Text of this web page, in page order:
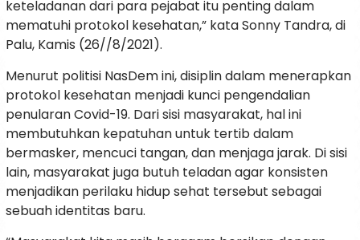
keteladanan dari para pejabat itu penting dalam
mematuhi protokol kesehatan,” kata Sonny Tandra, di
Palu, Kamis (26//8/2021).
Menurut politisi NasDem ini, disiplin dalam menerapkan
protokol kesehatan menjadi kunci pengendalian
penularan Covid-19. Dari sisi masyarakat, hal ini
membutuhkan kepatuhan untuk tertib dalam
bermasker, mencuci tangan, dan menjaga jarak. Di sisi
lain, masyarakat juga butuh teladan agar konsisten
menjadikan perilaku hidup sehat tersebut sebagai
sebuah identitas baru.